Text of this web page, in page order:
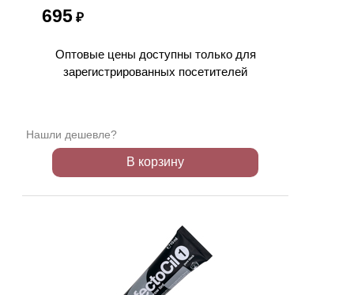
695 ₽
Оптовые цены доступны только для
зарегистрированных посетителей
Нашли дешевле?
В корзину